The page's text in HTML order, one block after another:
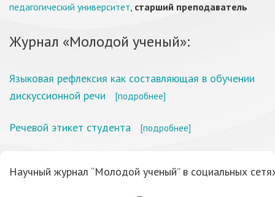
педагогический университет, старший преподаватель
Журнал «Молодой ученый»:
Языковая рефлексия как составляющая в обучении
дискуссионной речи
[подробнее]
Речевой этикет студента [подробнее]
Научный журнал “Молодой ученый” в социальных